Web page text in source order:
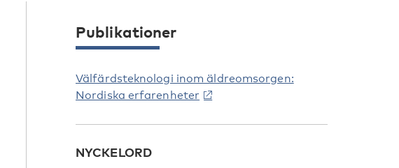
Publikationer
Välfärdsteknologi inom äldreomsorgen:
Nordiska erfarenheter
NYCKELORD